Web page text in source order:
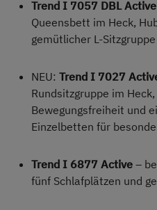
Trend I 7057 DBL Active
Queensbett im Heck,
gemütlicher L-
NEU: Trend I 7027
Rundsitzgruppe im
Bewegungsfreiheit und
Einzelbetten für
Trend I 6877 Active –
fünf Schlafplätzen und